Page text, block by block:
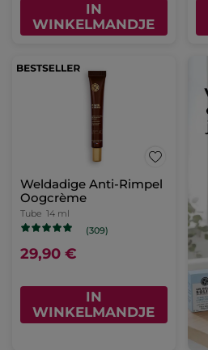
IN
WINKELMANDJE
Weldadige Anti-Rimpel
Oogcrème
Tube 14 ml
(309)
29,90 €
IN
WINKELMANDJE